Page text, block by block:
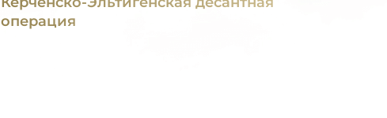
операция